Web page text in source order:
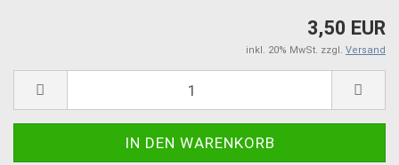
3,50 EUR
inkl. 20% MwSt. zzgl. Versand